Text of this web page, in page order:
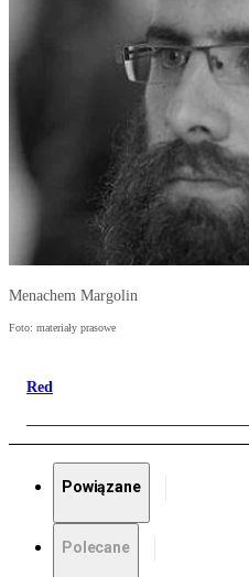
Menachem Margolin
Foto: materiały prasowe
Red
Powiązane
Polecane